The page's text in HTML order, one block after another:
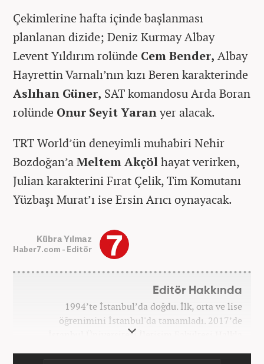
Çekimlerine hafta içinde başlanması
planlanan dizide; Deniz Kurmay Albay
Levent Yıldırım rolünde Cem Bender, Albay
Hayrettin Varnalı’nın kızı Beren karakterinde
Aslıhan Güner, SAT komandosu Arda Boran
rolünde Onur Seyit Yaranyer alacak.
TRT World’ün deneyimli muhabiri Nehir
Bozdoğan’aMeltem Akçölhayat verirken,
Julian karakterini Fırat Çelik, Tim Komutanı
Yüzbaşı Murat’ı ise Ersin Arıcı oynayacak.
Kübra Yılmaz
Haber7.com - Editör
Editör Hakkında
1994’te İstanbul’da doğdu. İlk, orta ve lise
öğrenimini İstanbul'da tamamladı. 2017’de
İstanbul Üniversitesi İletişim Fakültesi Halkla